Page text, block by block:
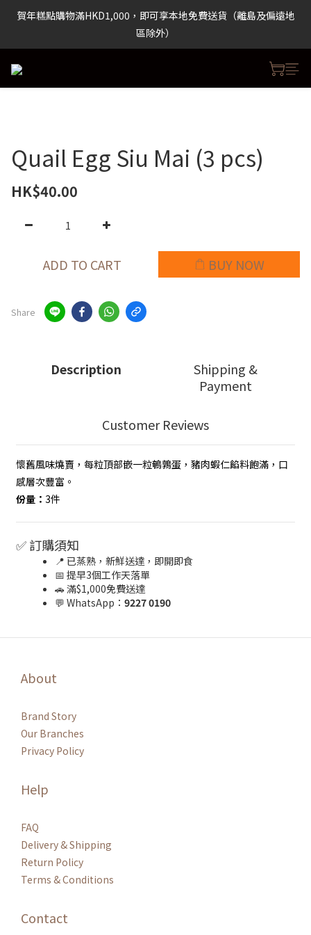
除外）
賀年糕點購物滿HKD1,000，即可享本地免費送貨（離島及偏遠地
區除外）
包裝食品購物滿HKD500，即可享本地免費送貨（離島及偏遠地區
Quail Egg Siu Mai (3 pcs)
HK$40.00
ADD TO CART BUY NOW
Share
Description
Shipping &
Payment
Customer Reviews
懷舊風味燒賣，每粒頂部嵌一粒鵪鶉蛋，豬肉蝦仁餡料飽滿，口
感層次豐富。
份量： 3件
✅ 訂購須知
📍 已蒸熟，新鮮送達，即開即食
📅 提早3個工作天落單
🚗 滿$1,000免費送達
💬 WhatsApp： 9227 0190
About
Brand Story
Our Branches
Privacy Policy
Help
FAQ
Delivery & Shipping
Return Policy
Terms & Conditions
Contact